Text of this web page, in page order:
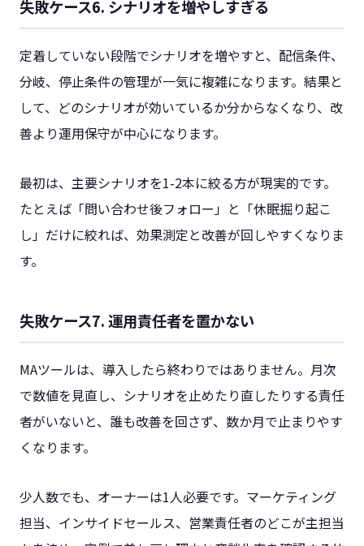
失敗ケース6. シナリオを増やしすぎる
定着していない段階でシナリオを増やすと、配信条件、
分岐、停止条件の管理が一気に複雑になります。結果と
して、どのシナリオが効いているか分からなくなり、改
善より運用保守が中心になります。
最初は、主要シナリオを1-2本に絞る方が現実的です。
たとえば「問い合わせ後フォロー」と「休眠掘り起こ
し」だけに絞れば、効果測定と改善が回しやすくなりま
す。
失敗ケース7. 運用責任者を置かない
MAツールは、導入したら終わりではありません。月次
で数値を見直し、シナリオを止めたり直したりする責任
者がいないと、誰も改善を回さず、数か月で止まりやす
くなります。
少人数でも、オーナーは1人必要です。マーケティング
担当、インサイドセールス、営業責任者のどこが主担当